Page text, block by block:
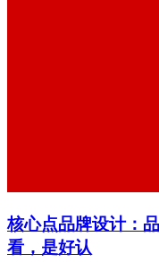
核心点品牌设计：
看，是好认